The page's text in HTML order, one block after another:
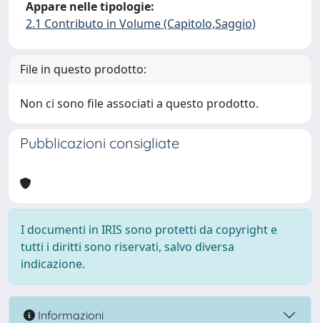
Appare nelle tipologie:
2.1 Contributo in Volume (Capitolo,Saggio)
File in questo prodotto:
Non ci sono file associati a questo prodotto.
Pubblicazioni consigliate
I documenti in IRIS sono protetti da copyright e
tutti i diritti sono riservati, salvo diversa
indicazione.
Informazioni